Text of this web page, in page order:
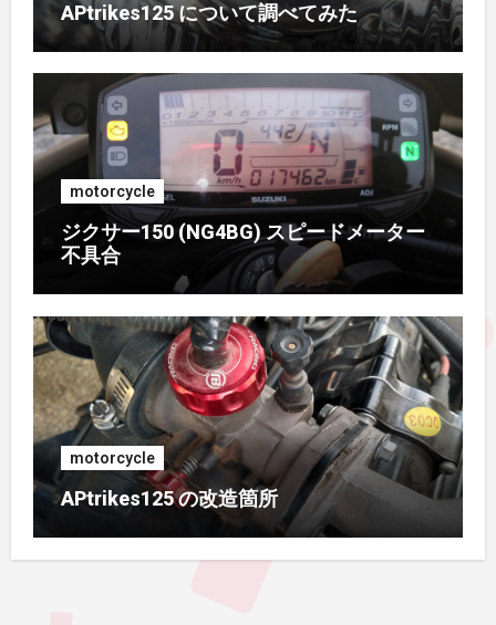
APtrikes125 について調べてみた
motorcycle
ジクサー150 (NG4BG) スピードメーター
不具合
motorcycle
APtrikes125 の改造箇所